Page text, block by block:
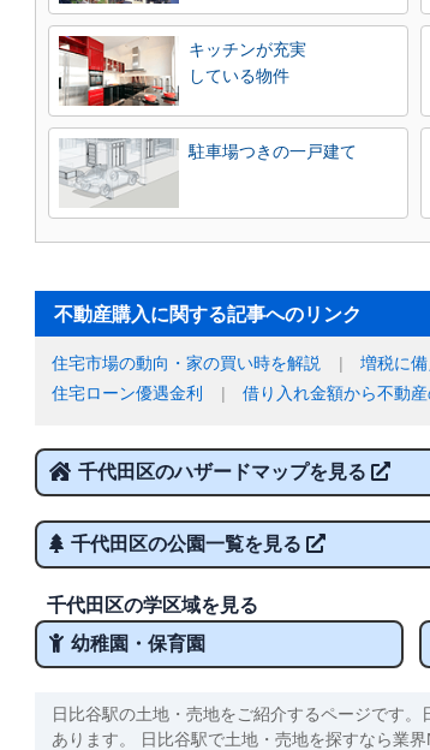
キッチンが充実
している物件
駐車場つきの一戸建て
不動産購入に関する記事へのリンク
住宅市場の動向・家の買い時を解説 増税に
住宅ローン優遇金利
借り入れ金額から不動
千代田区のハザードマップを見る
千代田区の公園一覧を見る
千代田区の学区域を見る
幼稚園・保育園
日比谷駅の土地・売地をご紹介するページです
あります。 日比谷駅で土地・売地を探すなら業